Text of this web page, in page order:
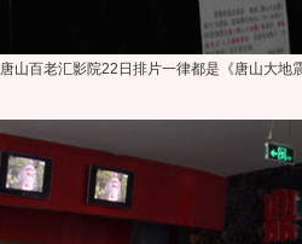
唐山百老汇影院22日排片一律都是《唐山大地